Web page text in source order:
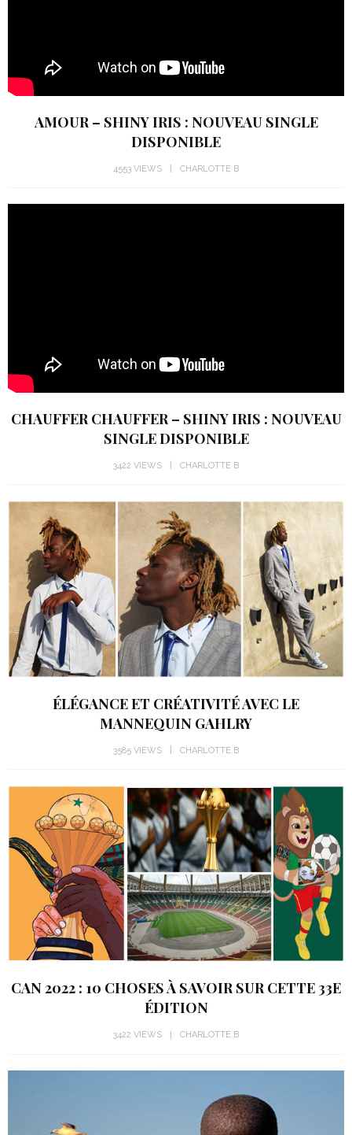
AMOUR – SHINY IRIS : NOUVEAU SINGLE
DISPONIBLE
4553 VIEWS CHARLOTTE B
CHAUFFER CHAUFFER – SHINY IRIS : NOUVEAU
SINGLE DISPONIBLE
3422 VIEWS CHARLOTTE B
ÉLÉGANCE ET CRÉATIVITÉ AVEC LE
MANNEQUIN GAHLRY
3585 VIEWS CHARLOTTE B
CAN 2022 : 10 CHOSES À SAVOIR SUR CETTE 33E
ÉDITION
3422 VIEWS CHARLOTTE B